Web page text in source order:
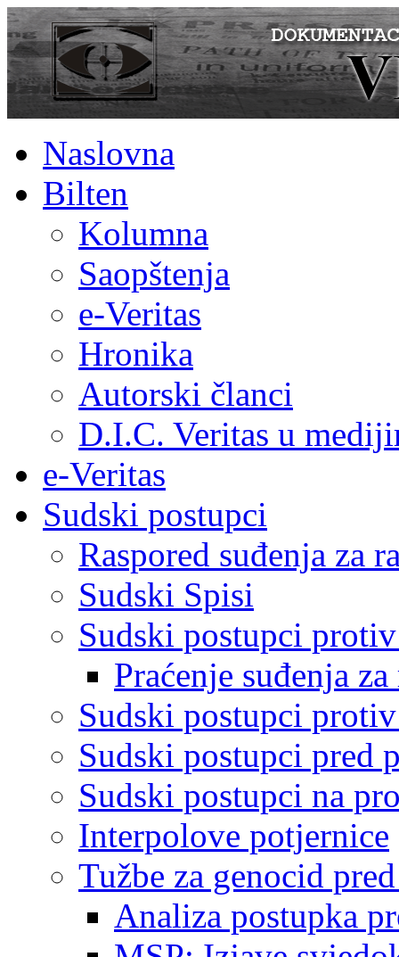
Naslovna
Bilten
Kolumna
Saopštenja
e-Veritas
Hronika
Autorski članci
D.I.C. Veritas u
e-Veritas
Sudski postupci
Raspored suđenja za
Sudski Spisi
Sudski postupci
Praćenje suđenja
Sudski postupci
Sudski postupci pred
Sudski postupci na
Interpolove potjernice
Tužbe za genocid
Analiza postupka